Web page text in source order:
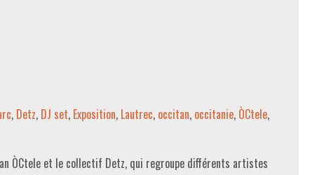
, Detz, DJ set, Exposition, Lautrec, occitan, occitanie, ÒCtele,
ÒCtele et le collectif Detz, qui regroupe différents artistes